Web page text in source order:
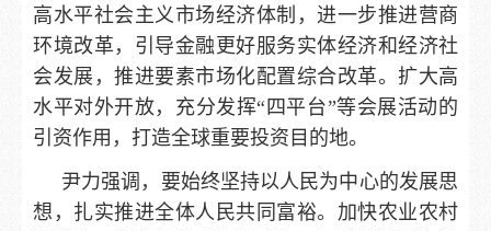
高水平社会主义市场经济体制，进一步推进营商
环境改革，引导金融更好服务实体经济和经济社
会发展，推进要素市场化配置综合改革。扩大高
水平对外开放，充分发挥“四平台”等会展活动的
引资作用，打造全球重要投资目的地。
尹力强调，要始终坚持以人民为中心的发展思
想，扎实推进全体人民共同富裕。加快农业农村